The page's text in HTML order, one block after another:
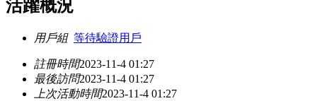
活躍概況
用戶組 等待驗證用戶
註冊時間2023-11-4 01:27
最後訪問2023-11-4 01:27
上次活動時間2023-11-4 01:27